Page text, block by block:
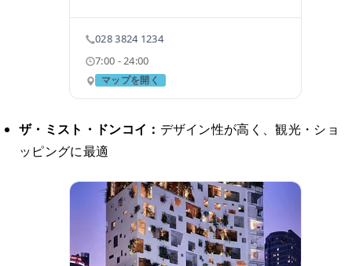
028 3824 1234
7:00 - 24:00
マップを開く
ザ・ミスト・ドンコイ： デザイン性が高く、観光・ショ
ッピングに最適